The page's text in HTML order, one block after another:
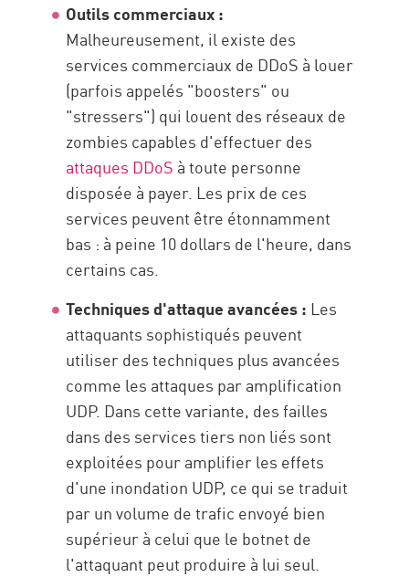
Outils commerciaux :
Malheureusement, il existe des
services commerciaux de DDoS à louer
(parfois appelés "boosters" ou
"stressers") qui louent des réseaux de
zombies capables d'effectuer des
attaques DDoS à toute personne
disposée à payer. Les prix de ces
services peuvent être étonnamment
bas : à peine 10 dollars de l'heure, dans
certains cas.
Techniques d'attaque avancées : Les
attaquants sophistiqués peuvent
utiliser des techniques plus avancées
comme les attaques par amplification
UDP. Dans cette variante, des failles
dans des services tiers non liés sont
exploitées pour amplifier les effets
d'une inondation UDP, ce qui se traduit
par un volume de trafic envoyé bien
supérieur à celui que le botnet de
l'attaquant peut produire à lui seul.